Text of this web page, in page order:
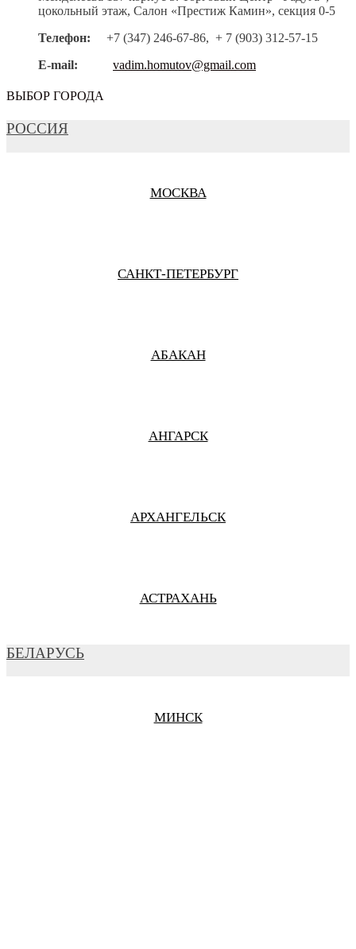
цокольный этаж, Салон «Престиж Камин», секция 0-5
Телефон:
+7 (347) 246-67-86, + 7 (903) 312-57-15
E-mail:
vadim.homutov@gmail.com
ВЫБОР ГОРОДА
РОССИЯ
МОСКВА
САНКТ-ПЕТЕРБУРГ
АБАКАН
АНГАРСК
АРХАНГЕЛЬСК
АСТРАХАНЬ
БЕЛАРУСЬ
МИНСК